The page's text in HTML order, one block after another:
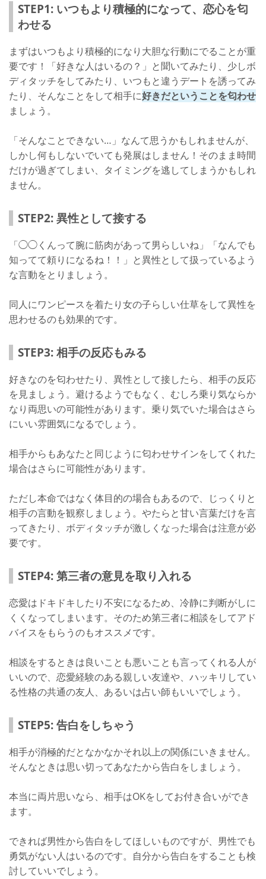
STEP1: いつもより積極的になって、恋心を匂
わせる
まずはいつもより積極的になり大胆な行動にでることが重
要です！「好きな人はいるの？」と聞いてみたり、少しボ
ディタッチをしてみたり、いつもと違うデートを誘ってみ
たり、そんなことをして相手に好きだということを匂わせ
ましょう。
「そんなことできない…」なんて思うかもしれませんが、
しかし何もしないでいても発展はしません！そのまま時間
だけが過ぎてしまい、タイミングを逃してしまうかもしれ
ません。
STEP2: 異性として接する
「◯◯くんって腕に筋肉があって男らしいね」「なんでも
知ってて頼りになるね！！」と異性として扱っているよう
な言動をとりましょう。
同人にワンピースを着たり女の子らしい仕草をして異性を
思わせるのも効果的です。
STEP3: 相手の反応もみる
好きなのを匂わせたり、異性として接したら、相手の反応
を見ましょう。避けるようでもなく、むしろ乗り気ならか
なり両思いの可能性があります。乗り気でいた場合はさら
にいい雰囲気になるでしょう。
相手からもあなたと同じように匂わせサインをしてくれた
場合はさらに可能性があります。
ただし本命ではなく体目的の場合もあるので、じっくりと
相手の言動を観察しましょう。やたらと甘い言葉だけを言
ってきたり、ボディタッチが激しくなった場合は注意が必
要です。
STEP4: 第三者の意見を取り入れる
恋愛はドキドキしたり不安になるため、冷静に判断がしに
くくなってしまいます。そのため第三者に相談をしてアド
バイスをもらうのもオススメです。
相談をするときは良いことも悪いことも言ってくれる人が
いいので、恋愛経験のある親しい友達や、ハッキリしてい
る性格の共通の友人、あるいは占い師もいいでしょう。
STEP5: 告白をしちゃう
相手が消極的だとなかなかそれ以上の関係にいきません。
そんなときは思い切ってあなたから告白をしましょう。
本当に両片思いなら、相手はOKをしてお付き合いができ
ます。
できれば男性から告白をしてほしいものですが、男性でも
勇気がない人はいるのです。自分から告白をすることも検
討していいでしょう。